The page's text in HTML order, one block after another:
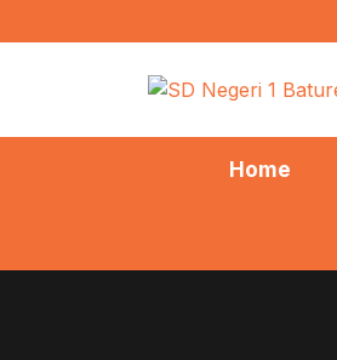
ke
Home